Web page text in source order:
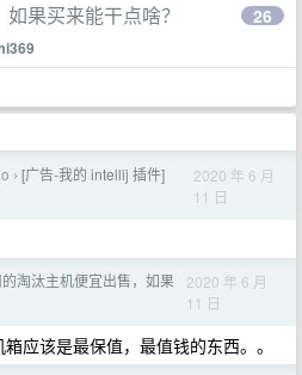
果买来能干点啥？ 26
› [广告-我的 intellij 插件]
2020 年 6 月
11 日
淘汰主机便宜出售，如果
2020 年 6 月
11 日
应该是最保值，最值钱的东西。。